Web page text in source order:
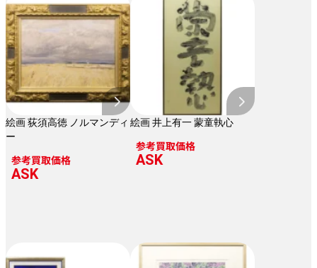
絵画 荻須高徳 ノルマンディ
ー
参考買取価格
ASK
絵画 井上有一 蒙童執心
参考買取価格
ASK